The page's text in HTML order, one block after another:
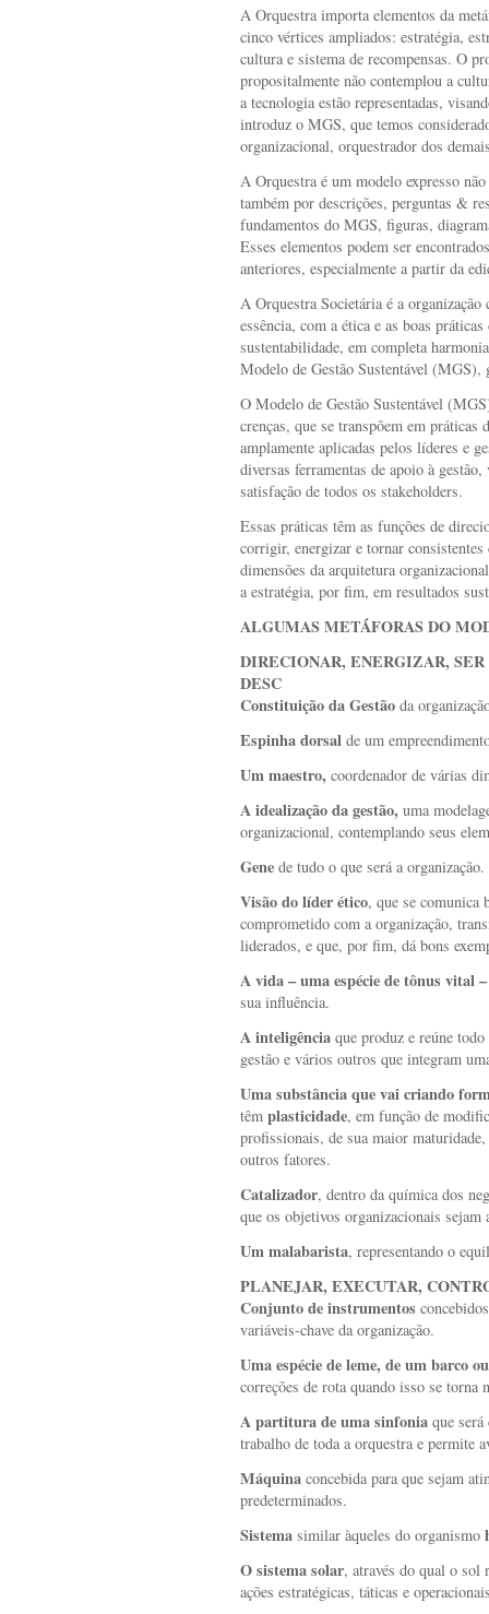
A Orquestra importa elementos da
cinco vértices ampliados: estratégia,
cultura e sistema de recompensas. O
propositalmente não contemplou a
a tecnologia estão representadas,
introduz o MGS, que temos
organizacional, orquestrador dos
A Orquestra é um modelo expresso
também por descrições, perguntas &
fundamentos do MGS, figuras,
Esses elementos podem ser
anteriores, especialmente a partir da
A Orquestra Societária é a
essência, com a ética e as boas
sustentabilidade, em completa
Modelo de Gestão Sustentável
O Modelo de Gestão Sustentável
crenças, que se transpõem em práticas
amplamente aplicadas pelos líderes e
diversas ferramentas de apoio à
satisfação de todos os stakeholders.
Essas práticas têm as funções de
corrigir, energizar e tornar
dimensões da arquitetura
a estratégia, por fim, em resultados
ALGUMAS METÁFORAS DO
DIRECIONAR, ENERGIZAR,
DESC
Constituição da Gestão da
Espinha dorsal de um
Um maestro, coordenador de várias
A idealização da gestão, uma
organizacional, contemplando seus
Gene de tudo o que será a organização.
Visão do líder ético, que se comunica
comprometido com a organização,
liderados, e que, por fim, dá bons
A vida – uma espécie de tônus vital –
sua influência.
A inteligência que produz e reúne
gestão e vários outros que integram
Uma substância que vai criando
têm plasticidade, em função de
profissionais, de sua maior
outros fatores.
Catalizador, dentro da química dos
que os objetivos organizacionais sejam
Um malabarista, representando o
PLANEJAR, EXECUTAR,
Conjunto de instrumentos
variáveis-chave da organização.
Uma espécie de leme, de um barco
correções de rota quando isso se torna
A partitura de uma sinfonia que será
trabalho de toda a orquestra e permite
Máquina concebida para que sejam
predeterminados.
Sistema similar àqueles do organismo
O sistema solar, através do qual o sol
ações estratégicas, táticas e